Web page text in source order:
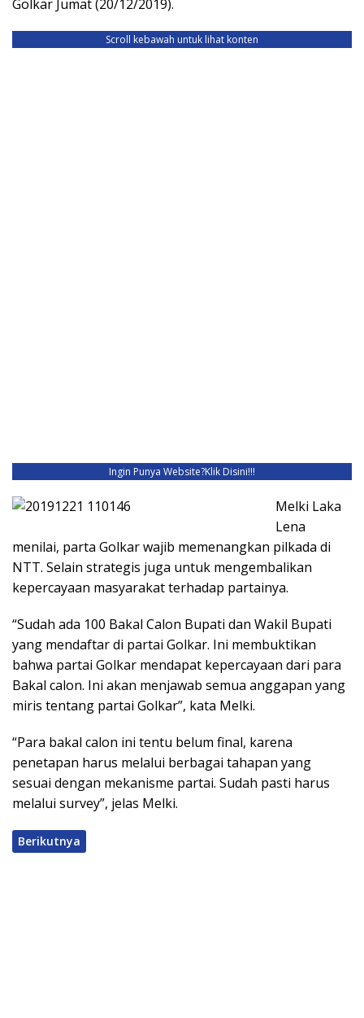
Golkar Jumat (20/12/2019).
Scroll kebawah untuk lihat konten
Ingin Punya Website?Klik Disini!!!
Melki Laka
Lena
menilai, parta Golkar wajib memenangkan pilkada di
NTT. Selain strategis juga untuk mengembalikan
kepercayaan masyarakat terhadap partainya.
“Sudah ada 100 Bakal Calon Bupati dan Wakil Bupati
yang mendaftar di partai Golkar. Ini membuktikan
bahwa partai Golkar mendapat kepercayaan dari para
Bakal calon. Ini akan menjawab semua anggapan yang
miris tentang partai Golkar”, kata Melki.
“Para bakal calon ini tentu belum final, karena
penetapan harus melalui berbagai tahapan yang
sesuai dengan mekanisme partai. Sudah pasti harus
melalui survey”, jelas Melki.
Berikutnya